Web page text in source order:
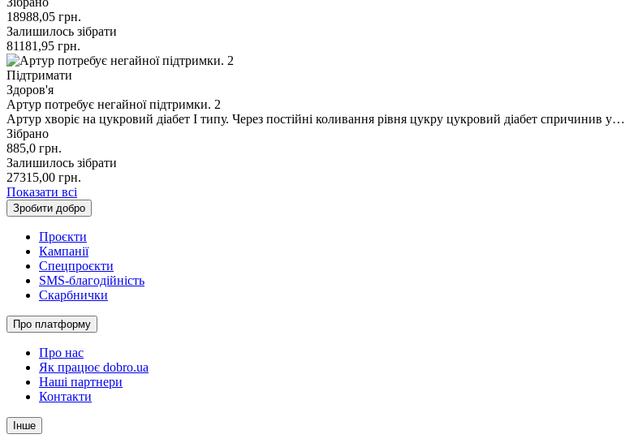
18988,05 грн.
Залишилось зібрати
81181,95 грн.
Підтримати
Здоров'я
Артур потребує негайної підтримки. 2
Артур хворіє на цукровий діабет І типу. Через постійні коливання рівня цукру цукровий діабет спричинив у…
Зібрано
885,0 грн.
Залишилось зібрати
27315,00 грн.
Показати всі
Зробити добро
Проєкти
Кампанії
Спецпроєкти
SMS-благодійність
Скарбнички
Про платформу
Про нас
Як працює dobro.ua
Наші партнери
Контакти
Інше